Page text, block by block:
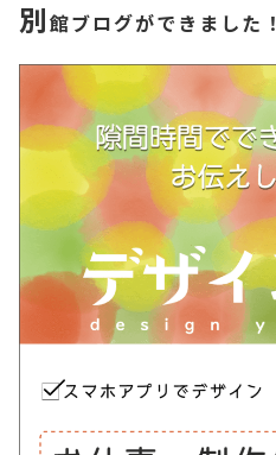
別館ブログができました！